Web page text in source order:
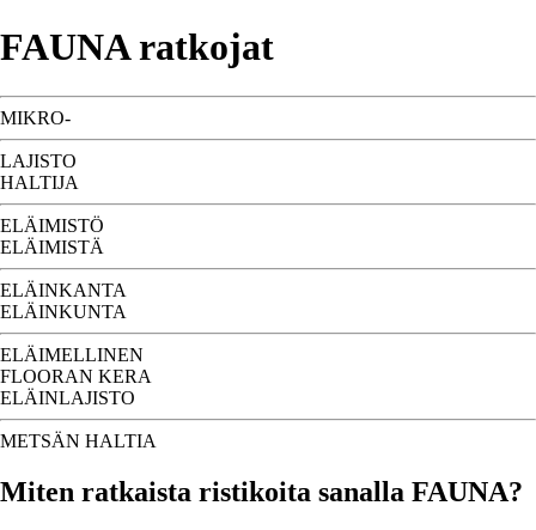
FAUNA ratkojat
MIKRO-
LAJISTO
HALTIJA
ELÄIMISTÖ
ELÄIMISTÄ
ELÄINKANTA
ELÄINKUNTA
ELÄIMELLINEN
FLOORAN KERA
ELÄINLAJISTO
METSÄN HALTIA
Miten ratkaista ristikoita sanalla FAUNA?